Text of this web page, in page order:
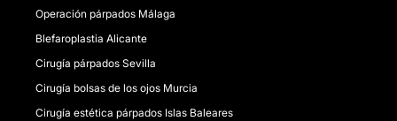
Operación párpados Málaga
Blefaroplastia Alicante
Cirugía párpados Sevilla
Cirugía bolsas de los ojos Murcia
Cirugía estética párpados Islas Baleares